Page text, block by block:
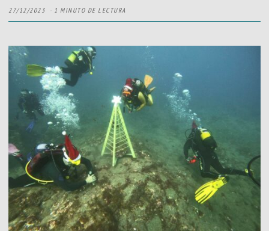
27/12/2023 1 MINUTO DE LECTURA